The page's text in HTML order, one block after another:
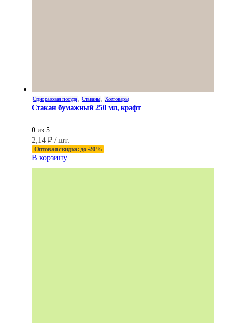
Одноразовая посуда Стаканы Хозтовары
Стакан бумажный 250 мл, крафт
0 из 5
2,14 ₽ / шт.
Оптовая скидка: до -20%
В корзину